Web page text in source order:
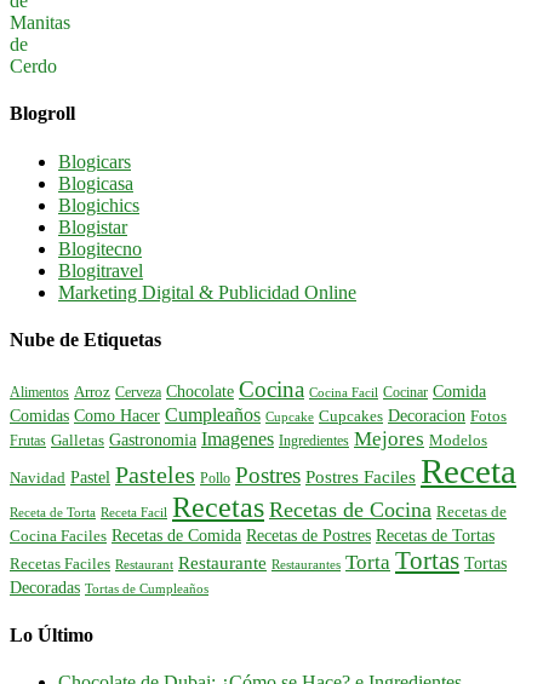
Blogroll
Blogicars
Blogicasa
Blogichics
Blogistar
Blogitecno
Blogitravel
Marketing Digital & Publicidad Online
Nube de Etiquetas
Alimentos Arroz Cerveza Chocolate Cocina Cocina Facil Cocinar Comida
Comidas Como Hacer Cumpleaños Cupcake Cupcakes Decoracion Fotos
Frutas Galletas Gastronomia Imagenes Ingredientes Mejores Modelos
Navidad Pastel Pasteles Pollo Postres Postres Faciles Receta
Receta de Torta Receta Facil Recetas Recetas de Cocina Recetas de
Cocina Faciles Recetas de Comida Recetas de Postres Recetas de Tortas
Recetas Faciles Restaurant Restaurante Restaurantes Torta Tortas Tortas
Decoradas Tortas de Cumpleaños
Lo Último